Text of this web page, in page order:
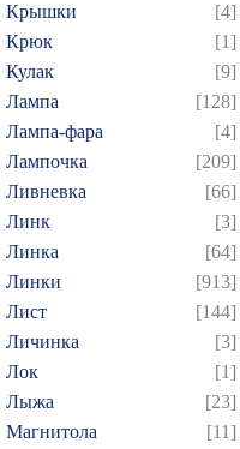
Крышки
[4]
Крюк
[1]
Кулак
[9]
Лампа
[128]
Лампа-фара
[4]
Лампочка
[209]
Ливневка
[66]
Линк
[3]
Линка
[64]
Линки
[913]
Лист
[144]
Личинка
[3]
Лок
[1]
Лыжа
[23]
Магнитола
[11]